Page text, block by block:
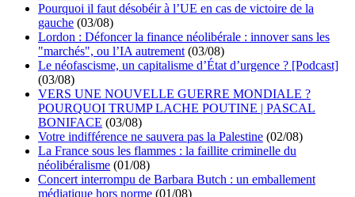
Pourquoi il faut désobéir à l’UE en cas de victoire de la
gauche (03/08)
Lordon : Défoncer la finance néolibérale : innover sans les
"marchés", ou l’IA autrement (03/08)
Le néofascisme, un capitalisme d’État d’urgence ? [Podcast]
(03/08)
VERS UNE NOUVELLE GUERRE MONDIALE ?
POURQUOI TRUMP LACHE POUTINE | PASCAL
BONIFACE (03/08)
Votre indifférence ne sauvera pas la Palestine (02/08)
La France sous les flammes : la faillite criminelle du
néolibéralisme (01/08)
Concert interrompu de Barbara Butch : un emballement
médiatique hors norme (01/08)